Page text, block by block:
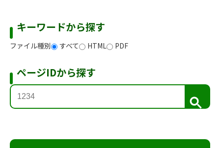
キーワードから探す
ファイル種別 すべて HTML PDF
ページIDから探す
検
索